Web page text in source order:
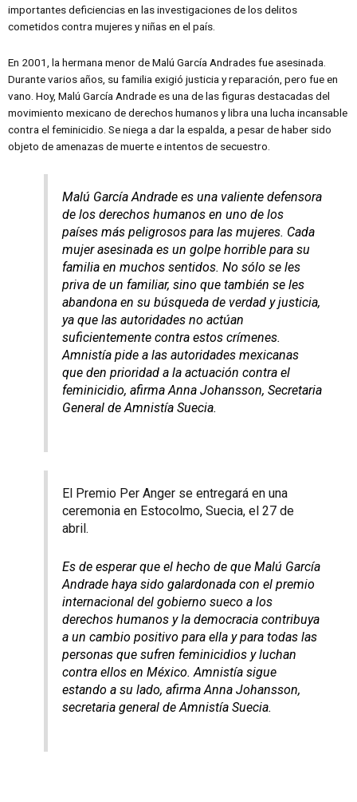
importantes deficiencias en las investigaciones de los delitos
cometidos contra mujeres y niñas en el país.
En 2001, la hermana menor de Malú García Andrades fue asesinada.
Durante varios años, su familia exigió justicia y reparación, pero fue en
vano. Hoy, Malú García Andrade es una de las figuras destacadas del
movimiento mexicano de derechos humanos y libra una lucha incansable
contra el feminicidio. Se niega a dar la espalda, a pesar de haber sido
objeto de amenazas de muerte e intentos de secuestro.
Malú García Andrade es una valiente defensora
de los derechos humanos en uno de los
países más peligrosos para las mujeres. Cada
mujer asesinada es un golpe horrible para su
familia en muchos sentidos. No sólo se les
priva de un familiar, sino que también se les
abandona en su búsqueda de verdad y justicia,
ya que las autoridades no actúan
suficientemente contra estos crímenes.
Amnistía pide a las autoridades mexicanas
que den prioridad a la actuación contra el
feminicidio, afirma Anna Johansson, Secretaria
General de Amnistía Suecia.
El Premio Per Anger se entregará en una
ceremonia en Estocolmo, Suecia, el 27 de
abril.
Es de esperar que el hecho de que Malú García
Andrade haya sido galardonada con el premio
internacional del gobierno sueco a los
derechos humanos y la democracia contribuya
a un cambio positivo para ella y para todas las
personas que sufren feminicidios y luchan
contra ellos en México. Amnistía sigue
estando a su lado, afirma Anna Johansson,
secretaria general de Amnistía Suecia.